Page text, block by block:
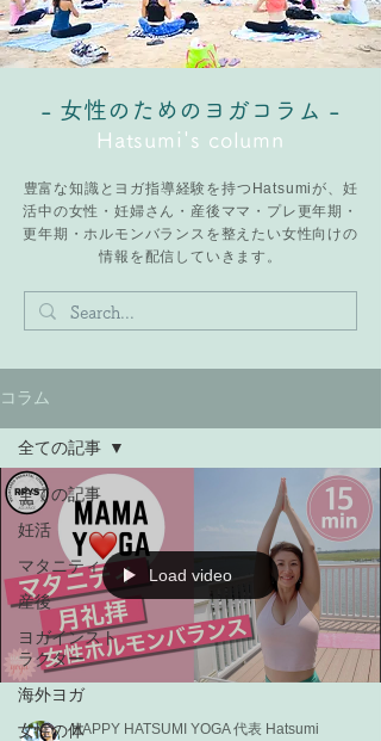
- 女性のためのヨガコラム -
Hatsumi's column
豊富な知識とヨガ指導経験を持つHatsumiが、妊
活中の女性・妊婦さん・産後ママ・プレ更年期・
更年期・ホルモンバランスを整えたい女性向けの
情報を配信していきます。
コラム
全ての記事
妊活
マタニティ
産後
ヨガインスト
ラクター
海外ヨガ
女性の体
全ての記事
Load video
HAPPY HATSUMI YOGA 代表 Hatsumi